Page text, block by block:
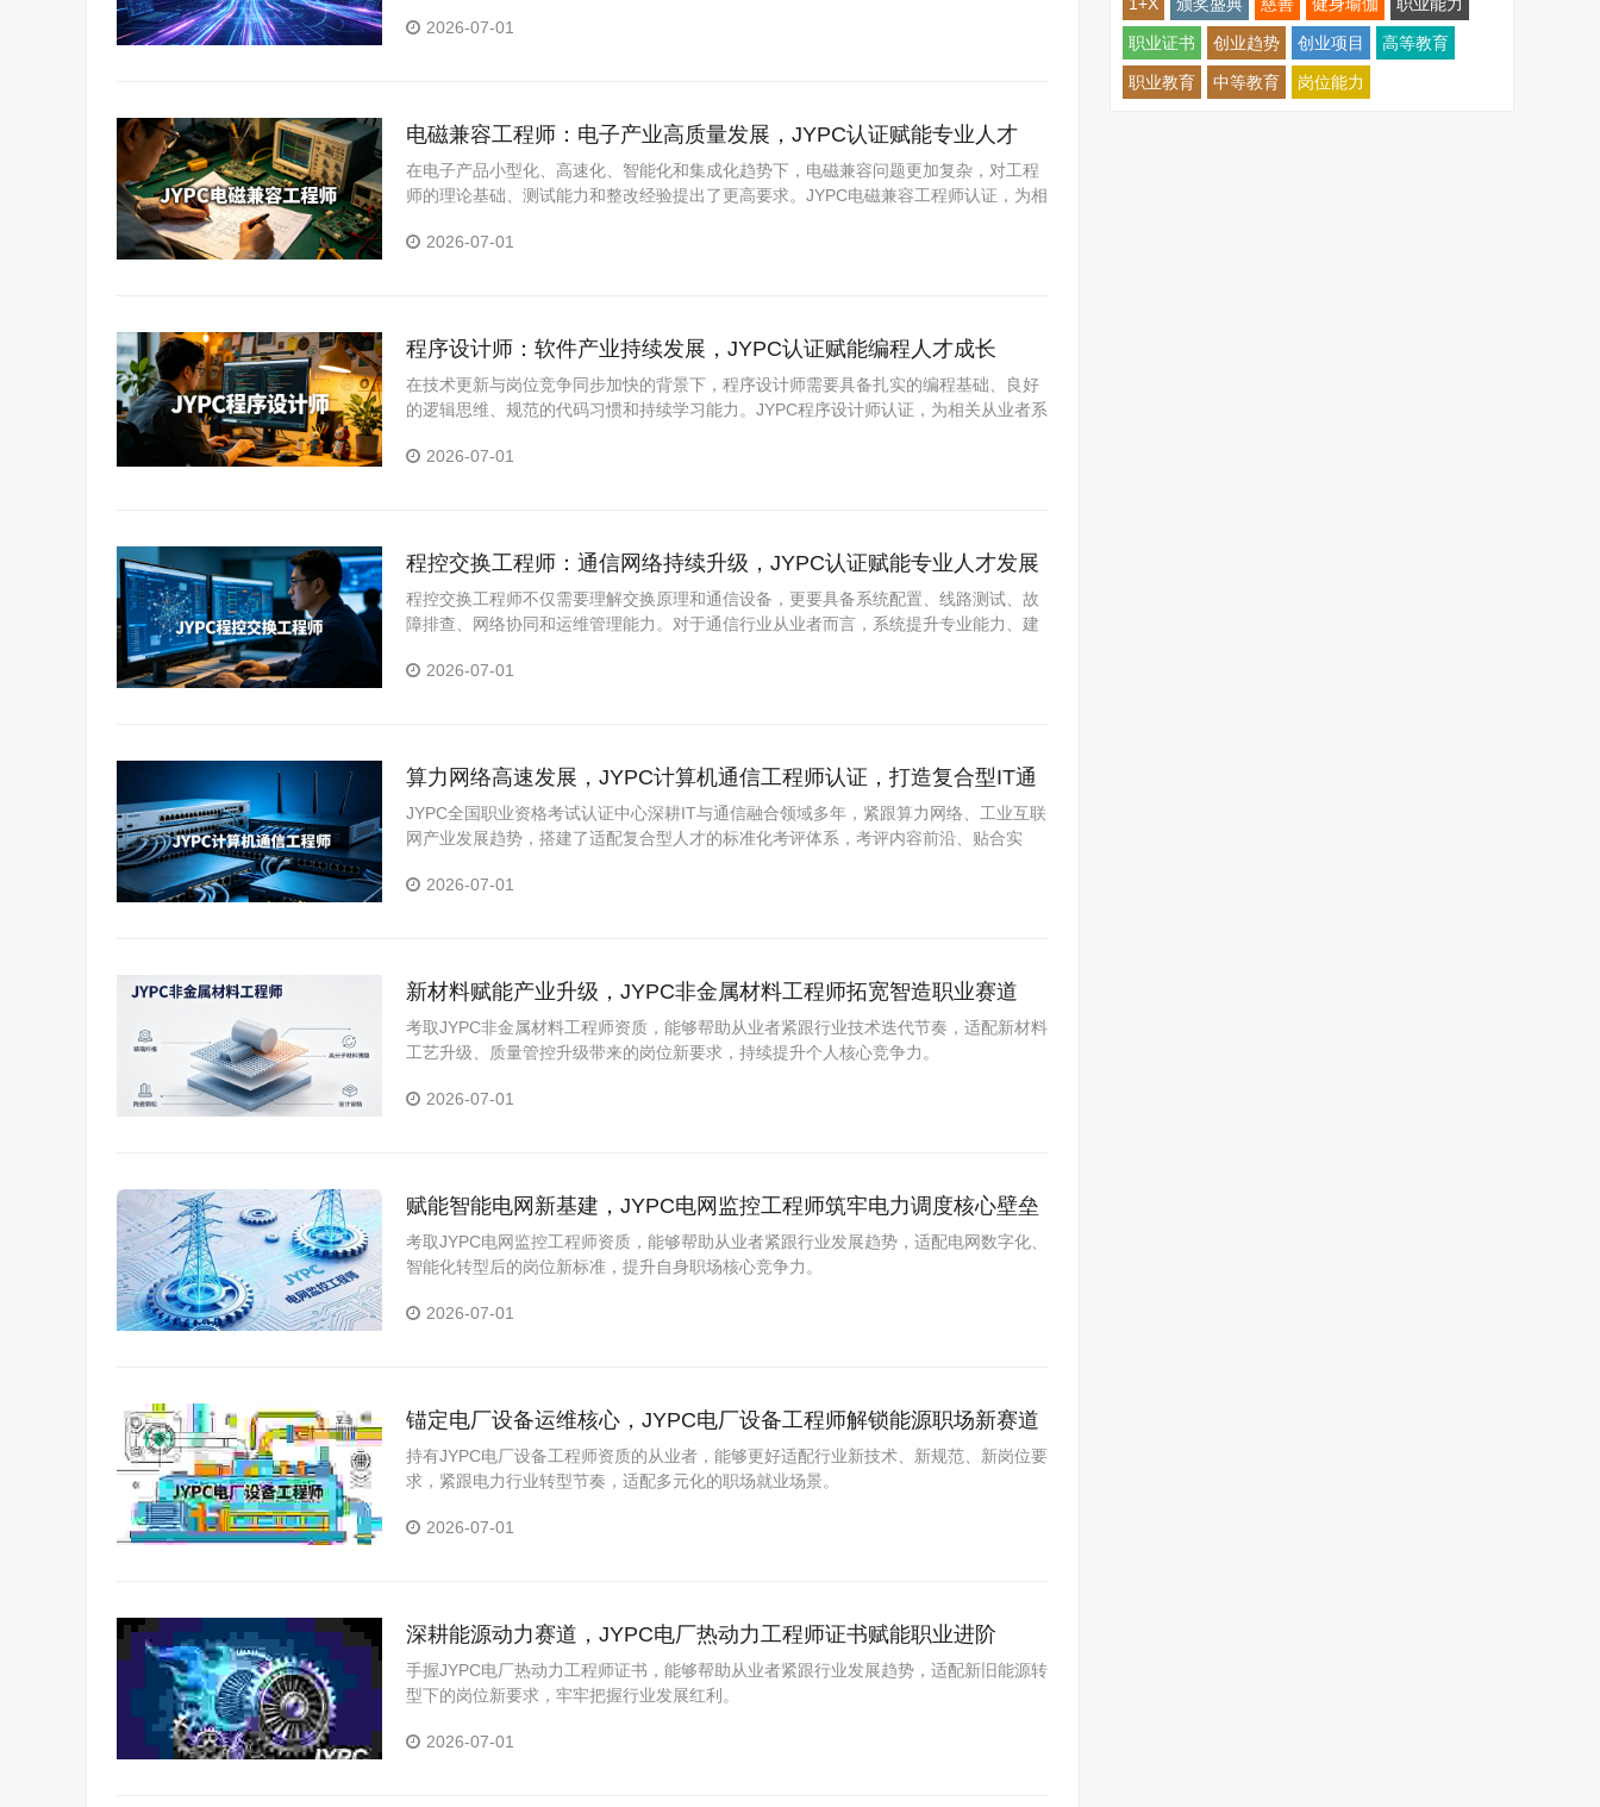
障的主流工作场景，兼顾理论夯实与实操提升。
2026-07-01
电磁兼容工程师：电子产业高质量发展，JYPC认证赋能专业人才
在电子产品小型化、高速化、智能化和集成化趋势下，电磁兼容问题更加复杂，对工程
师的理论基础、测试能力和整改经验提出了更高要求。JYPC电磁兼容工程师认证，为相
2026-07-01
程序设计师：软件产业持续发展，JYPC认证赋能编程人才成长
在技术更新与岗位竞争同步加快的背景下，程序设计师需要具备扎实的编程基础、良好
的逻辑思维、规范的代码习惯和持续学习能力。JYPC程序设计师认证，为相关从业者系
2026-07-01
程控交换工程师：通信网络持续升级，JYPC认证赋能专业人才发展
程控交换工程师不仅需要理解交换原理和通信设备，更要具备系统配置、线路测试、故
障排查、网络协同和运维管理能力。对于通信行业从业者而言，系统提升专业能力、建
提升岗位竞争力提供了积极支持。
2026-07-01
算力网络高速发展，JYPC计算机通信工程师认证，打造复合型IT通
信技术能力
JYPC全国职业资格考试认证中心深耕IT与通信融合领域多年，紧跟算力网络、工业互联
网产业发展趋势，搭建了适配复合型人才的标准化考评体系，考评内容前沿、贴合实
2026-07-01
新材料赋能产业升级，JYPC非金属材料工程师拓宽智造职业赛道
考取JYPC非金属材料工程师资质，能够帮助从业者紧跟行业技术迭代节奏，适配新材料
工艺升级、质量管控升级带来的岗位新要求，持续提升个人核心竞争力。
2026-07-01
赋能智能电网新基建，JYPC电网监控工程师筑牢电力调度核心壁垒
考取JYPC电网监控工程师资质，能够帮助从业者紧跟行业发展趋势，适配电网数字化、
智能化转型后的岗位新标准，提升自身职场核心竞争力。
2026-07-01
锚定电厂设备运维核心，JYPC电厂设备工程师解锁能源职场新赛道
持有JYPC电厂设备工程师资质的从业者，能够更好适配行业新技术、新规范、新岗位要
求，紧跟电力行业转型节奏，适配多元化的职场就业场景。
2026-07-01
深耕能源动力赛道，JYPC电厂热动力工程师证书赋能职业进阶
手握JYPC电厂热动力工程师证书，能够帮助从业者紧跟行业发展趋势，适配新旧能源转
型下的岗位新要求，牢牢把握行业发展红利。
2026-07-01
职业证书 创业趋势 创业项目 高等教育
职业教育 中等教育 岗位能力